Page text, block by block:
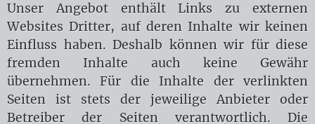
Unser Angebot enthält Links zu externen
Websites Dritter, auf deren Inhalte wir keinen
Einfluss haben. Deshalb können wir für diese
fremden Inhalte auch keine Gewähr
übernehmen. Für die Inhalte der verlinkten
Seiten ist stets der jeweilige Anbieter oder
Betreiber der Seiten verantwortlich. Die